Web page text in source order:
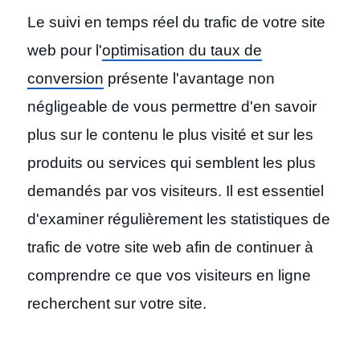
Le suivi en temps réel du trafic de votre site
web pour l'optimisation du taux de
conversion présente l'avantage non
négligeable de vous permettre d'en savoir
plus sur le contenu le plus visité et sur les
produits ou services qui semblent les plus
demandés par vos visiteurs. Il est essentiel
d'examiner régulièrement les statistiques de
trafic de votre site web afin de continuer à
comprendre ce que vos visiteurs en ligne
recherchent sur votre site.